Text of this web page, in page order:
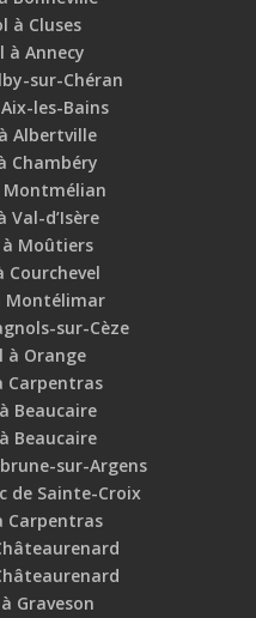
à Cluses
à Annecy
sur-Chéran
les-Bains
Albertville
Chambéry
Montmélian
Val-d’Isère
Moûtiers
Courchevel
Montélimar
sur-Cèze
à Orange
Carpentras
Beaucaire
Beaucaire
sur-Argens
de Sainte-Croix
Carpentras
Graveson